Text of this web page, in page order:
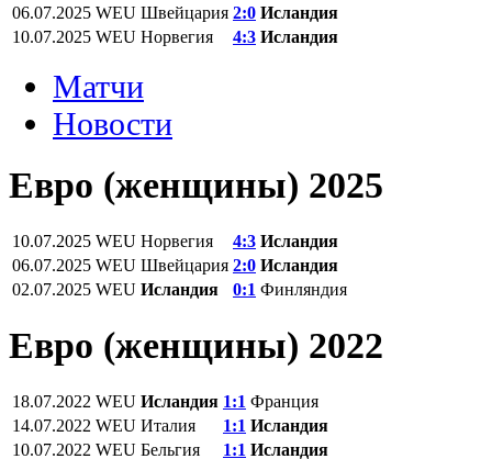
06.07.2025 WEU Швейцария 2:0 Исландия
10.07.2025 WEU Норвегия 4:3 Исландия
Матчи
Новости
Евро (женщины) 2025
10.07.2025 WEU Норвегия 4:3 Исландия
06.07.2025 WEU Швейцария 2:0 Исландия
02.07.2025 WEU Исландия 0:1 Финляндия
Евро (женщины) 2022
18.07.2022 WEU Исландия 1:1 Франция
14.07.2022 WEU Италия 1:1 Исландия
10.07.2022 WEU Бельгия 1:1 Исландия